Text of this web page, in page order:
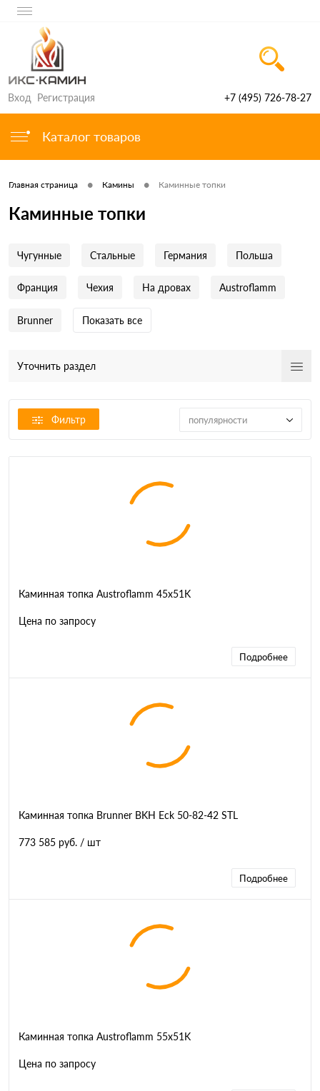
Вход Регистрация +7 (495) 726-78-27
Каталог товаров
Главная страница • Камины • Каминные топки
Каминные топки
Чугунные Стальные Германия Польша
Франция Чехия На дровах Austroflamm
Brunner Показать все
Уточнить раздел
Фильтр популярности
Каминная топка Austroflamm 45x51K
Цена по запросу
Подробнее
Каминная топка Brunner BKH Eck 50-82-42 STL
773 585 руб. / шт
Подробнее
Каминная топка Austroflamm 55x51K
Цена по запросу